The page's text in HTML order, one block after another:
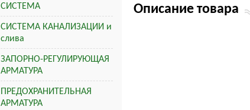
СИСТЕМА
СИСТЕМА КАНАЛИЗАЦИИ и
слива
ЗАПОРНО-РЕГУЛИРУЮЩАЯ
АРМАТУРА
ПРЕДОХРАНИТЕЛЬНАЯ
АРМАТУРА
Описание товара